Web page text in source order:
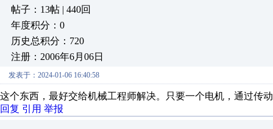
帖子：13帖 | 440回
年度积分：0
历史总积分：720
注册：2006年6月06日
发表于：2024-01-06 16:40:58
这个东西，最好交给机械工程师解决。只要一个电机，通过传
回复 引用 举报